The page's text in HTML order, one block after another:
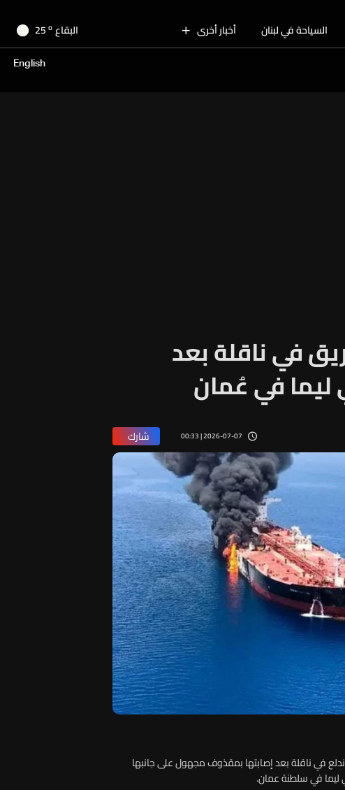
السياحة في لبنان أخبار أخرى البقاع 25 o
الجنوب 27o
28
English
في ناقلة بعد
في عُمان
2026-07-07 | 00:33 شارك
اندلع في ناقلة بعد إصابتها بمقذوف مجهول على جانبها